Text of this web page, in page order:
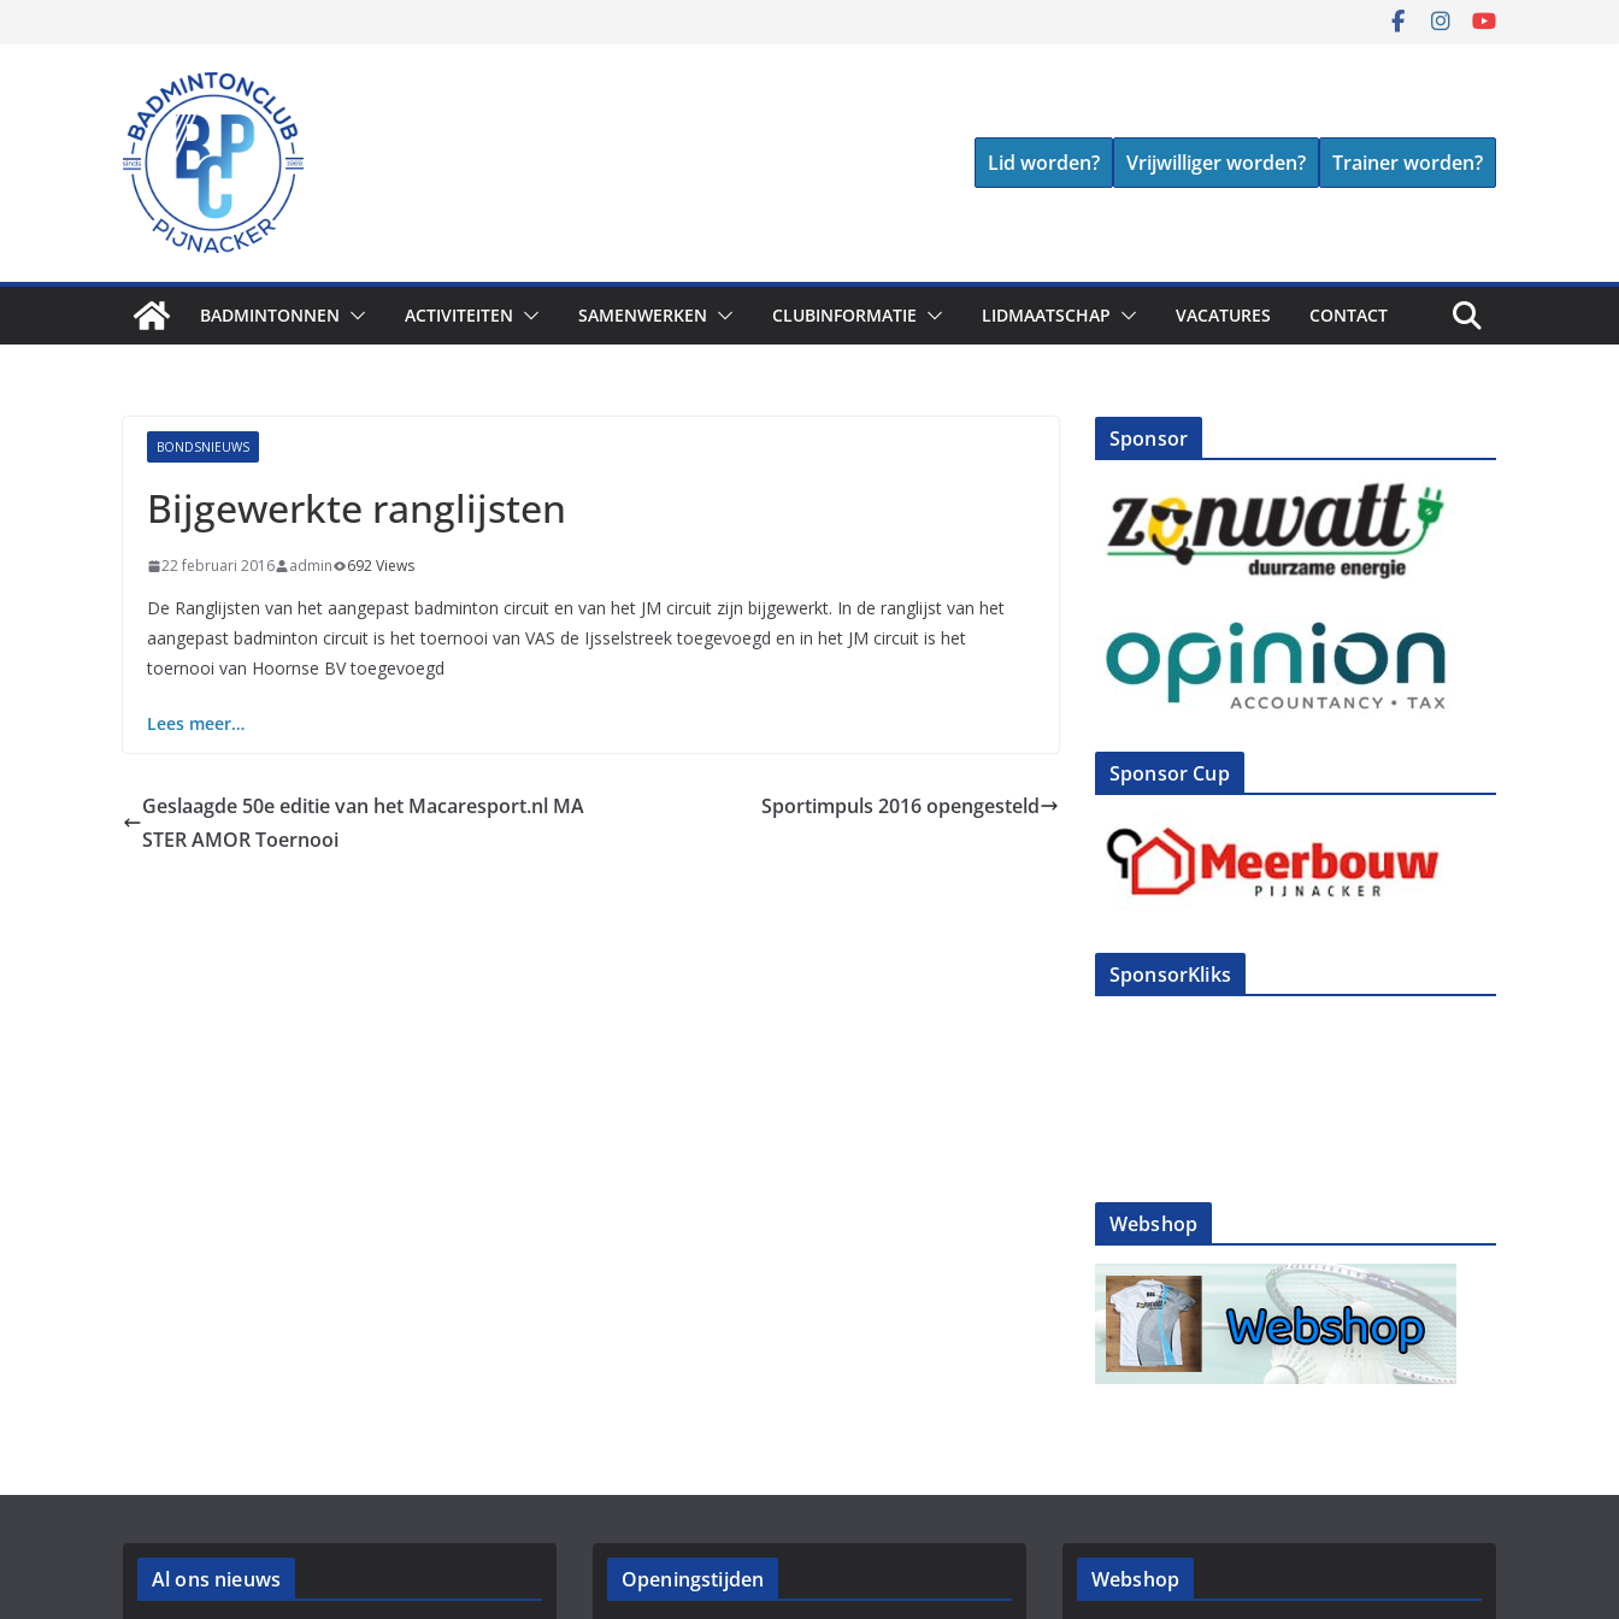
Lid worden? Vrijwilliger worden? Trainer worden?
BADMINTONNEN ACTIVITEITEN SAMENWERKEN CLUBINFORMATIE LIDMAATSCHAP VACATURES CONTACT
BONDSNIEUWS
Bijgewerkte ranglijsten
22 februari 2016 admin 692 Views
De Ranglijsten van het aangepast badminton circuit en van het JM circuit zijn bijgewerkt. In de ranglijst van het
aangepast badminton circuit is het toernooi van VAS de Ijsselstreek toegevoegd en in het JM circuit is het
toernooi van Hoornse BV toegevoegd
Lees meer…
Geslaagde 50e editie van het Macaresport.nl MA
STER AMOR Toernooi
Sportimpuls 2016 opengesteld
Sponsor
Sponsor Cup
SponsorKliks
Webshop
Al ons nieuws Openingstijden Webshop